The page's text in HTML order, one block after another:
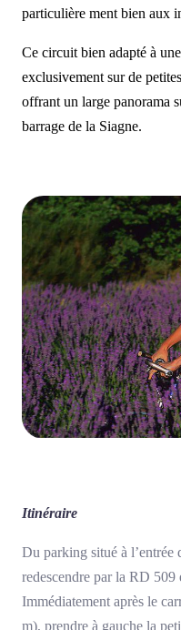
particulière ment bien aux
Ce circuit bien adapté à
exclusivement sur de
offrant un large panorama
barrage de la Siagne.
Itinéraire
Du parking situé à l’entrée
redescendre par la RD 509
Immédiatement après le
m), prendre à gauche la